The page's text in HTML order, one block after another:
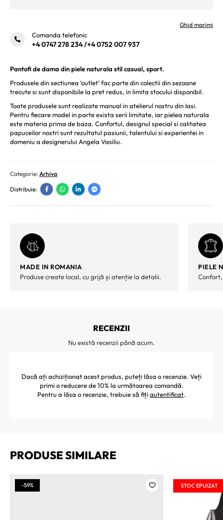
Ghid marimi
Comanda telefonic
+4 0747 278 234/+4 0752 007 937
Pantofi de dama din piele naturala stil casual, sport.
Produsele din sectiunea ‘outlet’ fac parte din colectii din sezoane
trecute si sunt disponibile la pret redus, in limita stocului disponibil.
Toate produsele sunt realizate manual in atelierul nostru din Iasi.
Pentru fiecare model in parte exista serii limitate, iar pielea naturala
este materia prima de baza. Confortul, designul special si calitatea
papuceilor nostri sunt rezultatul pasiunii, talentului si experientei in
domeniu a designerului Angela Vasiliu.
Categorie: Arhiva
Distribuie:
MADE IN ROMANIA
Produse create local, cu grijă și atenție la detalii.
PIELE
RECENZII
Nu există recenzii până acum.
Dacă ați achiziționat acest produs, puteți lăsa o recenzie. Veți
primi o reducere de 10% la următoarea comandă.
Pentru a lăsa o recenzie, trebuie să fiți autentificat.
PRODUSE SIMILARE
-59% STOC EPUIZAT